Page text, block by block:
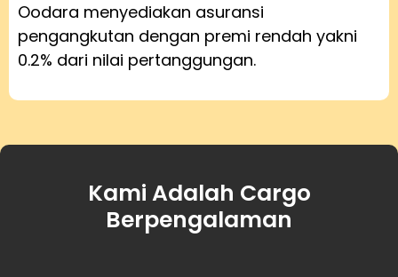
Oodara menyediakan asuransi
pengangkutan dengan premi rendah yakni
0.2% dari nilai pertanggungan.
Kami Adalah Cargo
Berpengalaman